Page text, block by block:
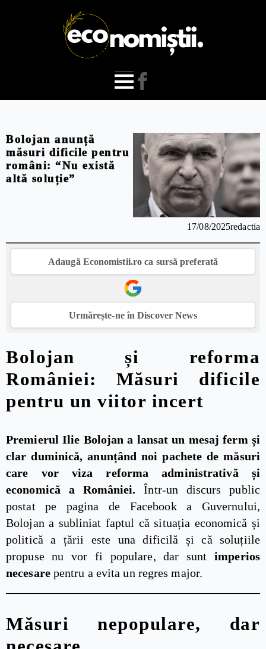
Bolojan anunță
măsuri dificile pentru
români: “Nu există
altă soluție”
17/08/2025redactia
Adaugă Economistii.ro ca sursă preferată
Urmărește-ne în Discover News
Bolojan și reforma
României: Măsuri dificile
pentru un viitor incert
Premierul Ilie Bolojan a lansat un mesaj ferm și
clar duminică, anunțând noi pachete de măsuri
care vor viza reforma administrativă și
economică a României. Într-un discurs public
postat pe pagina de Facebook a Guvernului,
Bolojan a subliniat faptul că situația economică și
politică a țării este una dificilă și că soluțiile
propuse nu vor fi populare, dar suntimperios
necesarepentru a evita un regres major.
Măsuri nepopulare, dar